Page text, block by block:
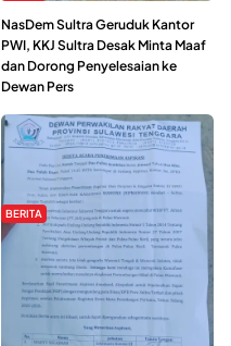
NasDem Sultra Geruduk Kantor
PWI, KKJ Sultra Desak Minta Maaf
dan Dorong Penyelesaian ke
Dewan Pers
BERITA
Hipmawani Bersama DPRD Sultra
Sepakati RDP Perihal IUP
Pertambangan di Pulau Wawonii